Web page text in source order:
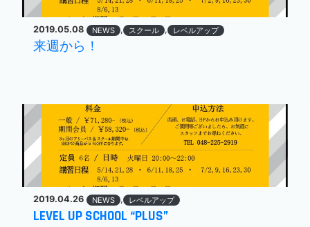
2019.05.08 NEWS , スクール , レベルアップ
来週から！
2019.04.26 NEWS , レベルアップ
LEVEL UP SCHOOL “PLUS”